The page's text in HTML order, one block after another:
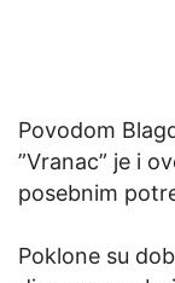
Povodom
”Vranac” je i
posebnim
Poklone su